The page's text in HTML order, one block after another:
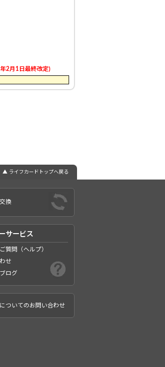
2月1日最終改定)
▲ ライフカードトップへ戻る
換
サービス
質問（ヘルプ）
せ
ログ
ついてのお問い合わせ